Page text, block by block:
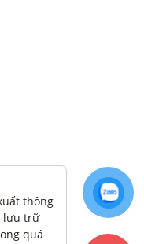
thông
lưu trữ
quá